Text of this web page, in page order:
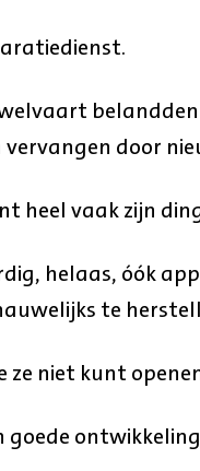
door
heel vaak zijn
helaas, óók
te
ze niet kunt